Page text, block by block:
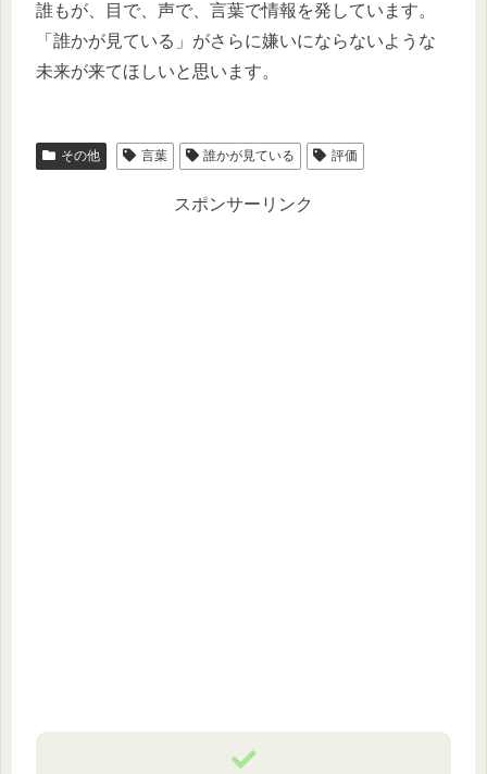
誰もが、目で、声で、言葉で情報を発しています。
「誰かが見ている」がさらに嫌いにならないような
未来が来てほしいと思います。
その他 言葉 誰かが見ている 評価
スポンサーリンク